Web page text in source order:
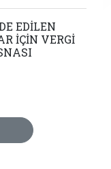
EDİLEN
İÇİN VERGİ